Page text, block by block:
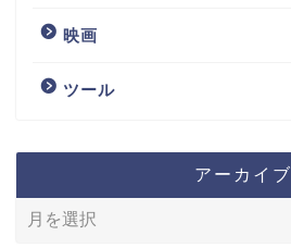
映画
ツール
アーカイブ